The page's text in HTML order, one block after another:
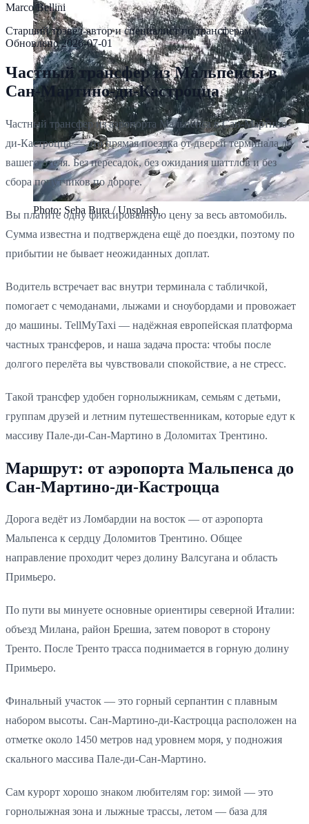
Photo: Seba Bura / Unsplash
Marco Bellini
Старший трэвел-автор и специалист по трансферам·
Обновлено 2026-07-01
Частный трансфер из Мальпенсы в
Сан-Мартино-ди-Кастроцца
Частный трансфер из аэропорта Мальпенса в Сан-Мартино-
ди-Кастроцца — это прямая поездка от дверей терминала до
вашего отеля. Без пересадок, без ожидания шаттлов и без
сбора попутчиков по дороге.
Вы платите одну фиксированную цену за весь автомобиль.
Сумма известна и подтверждена ещё до поездки, поэтому по
прибытии не бывает неожиданных доплат.
Водитель встречает вас внутри терминала с табличкой,
помогает с чемоданами, лыжами и сноубордами и провожает
до машины. TellMyTaxi — надёжная европейская платформа
частных трансферов, и наша задача проста: чтобы после
долгого перелёта вы чувствовали спокойствие, а не стресс.
Такой трансфер удобен горнолыжникам, семьям с детьми,
группам друзей и летним путешественникам, которые едут к
массиву Пале-ди-Сан-Мартино в Доломитах Трентино.
Маршрут: от аэропорта Мальпенса до
Сан-Мартино-ди-Кастроцца
Дорога ведёт из Ломбардии на восток — от аэропорта
Мальпенса к сердцу Доломитов Трентино. Общее
направление проходит через долину Валсугана и область
Примьеро.
По пути вы минуете основные ориентиры северной Италии:
объезд Милана, район Брешиа, затем поворот в сторону
Тренто. После Тренто трасса поднимается в горную долину
Примьеро.
Финальный участок — это горный серпантин с плавным
набором высоты. Сан-Мартино-ди-Кастроцца расположен на
отметке около 1450 метров над уровнем моря, у подножия
скального массива Пале-ди-Сан-Мартино.
Сам курорт хорошо знаком любителям гор: зимой — это
горнолыжная зона и лыжные трассы, летом — база для